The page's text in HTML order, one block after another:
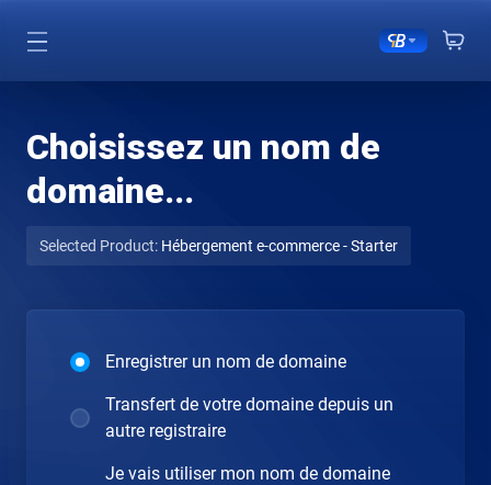
Choisissez un nom de
domaine...
Selected Product: Hébergement e-commerce - Starter
Enregistrer un nom de domaine
Transfert de votre domaine depuis un
autre registraire
Je vais utiliser mon nom de domaine